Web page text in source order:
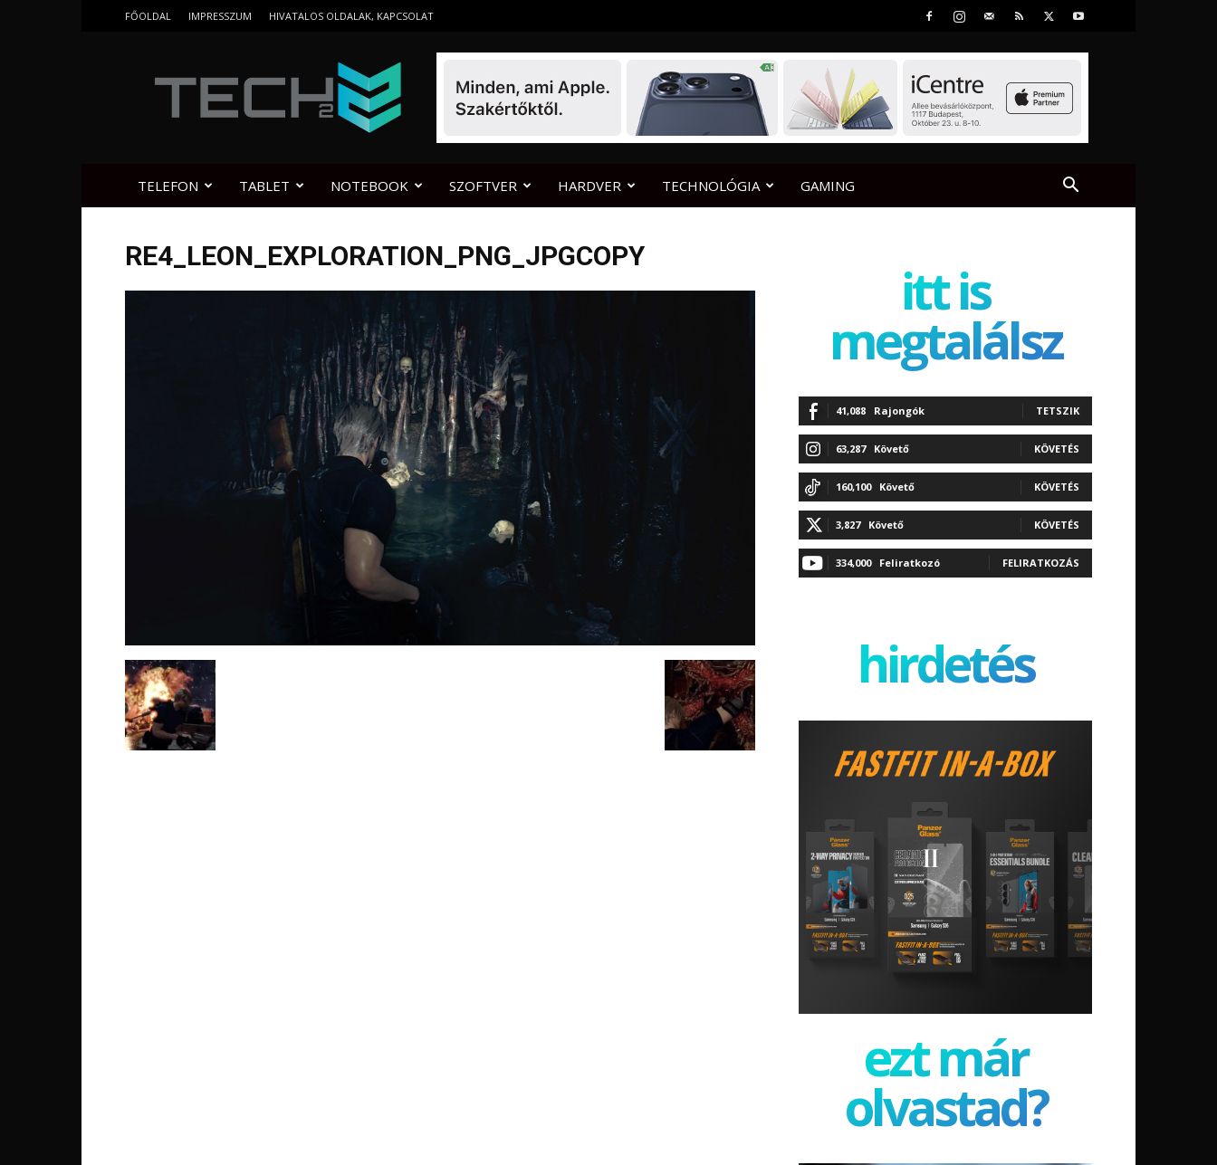
FŐOLDAL IMPRESSZUM HIVATALOS OLDALAK, KAPCSOLAT
TELEFON TABLET NOTEBOOK SZOFTVER HARDVER TECHNOLÓGIA GAMING
RE4_LEON_EXPLORATION_PNG_JPGCOPY
itt is
megtalálsz
41,088 Rajongók TETSZIK
63,287 Követő KÖVETÉS
160,100 Követő KÖVETÉS
3,827 Követő KÖVETÉS
334,000 Feliratkozó FELIRATKOZÁS
hirdetés
ezt már
olvastad?